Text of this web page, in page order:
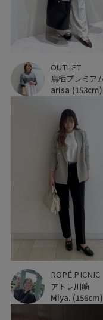
OUTLET
arisa (153cm)
ROPÉ PICNIC
アトレ川崎
Miya. (156cm)